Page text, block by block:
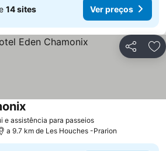
14 sites Ver preços
Partilhar
e assistência para passeios
a 9.7 km de Les Houches -Prarion